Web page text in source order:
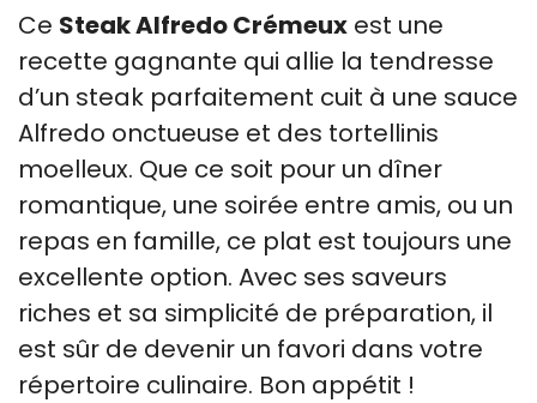
Ce Steak Alfredo Crémeux est une
recette gagnante qui allie la tendresse
d’un steak parfaitement cuit à une sauce
Alfredo onctueuse et des tortellinis
moelleux. Que ce soit pour un dîner
romantique, une soirée entre amis, ou un
repas en famille, ce plat est toujours une
excellente option. Avec ses saveurs
riches et sa simplicité de préparation, il
est sûr de devenir un favori dans votre
répertoire culinaire. Bon appétit !